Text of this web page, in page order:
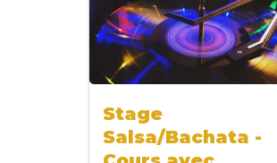
Stage
Salsa/Bachata -